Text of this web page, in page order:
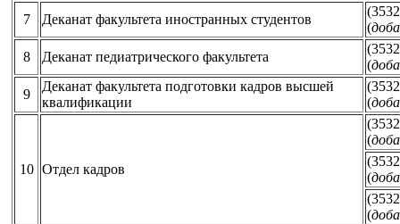
7
Деканат факультета иностранных студентов
(
8
Деканат педиатрического факультета
(
9
Деканат факультета подготовки кадров высшей
квалификации
(
10 Отдел кадров
(
(
(